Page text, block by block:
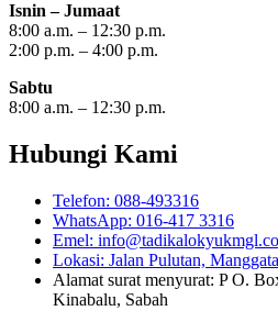
Isnin – Jumaat
8:00 a.m. – 12:30 p.m.
2:00 p.m. – 4:00 p.m.
Sabtu
8:00 a.m. – 12:30 p.m.
Hubungi Kami
Telefon: 088-493316
WhatsApp: 016-417 3316
Emel:
Lokasi: Jalan Pulutan,
Alamat surat menyurat: P O.
Kinabalu, Sabah